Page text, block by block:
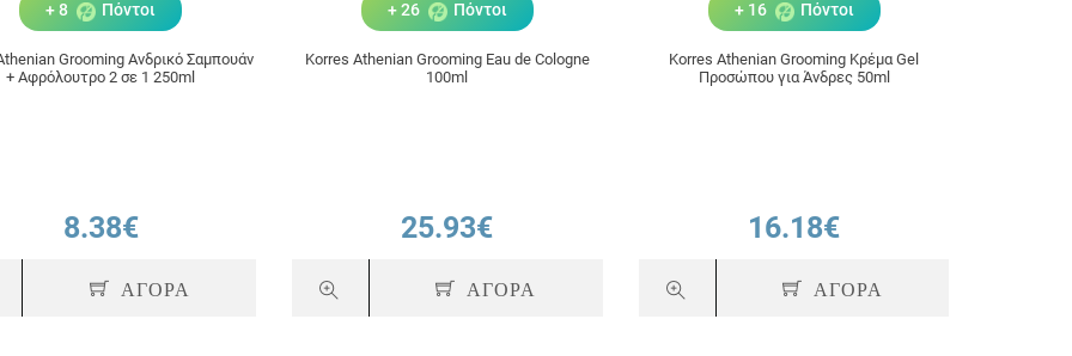
+ 8 Πόντοι
Grooming Ανδρικό Σαμπουάν
+ Αφρόλουτρο 2 σε 1 250ml
8.38€
ΑΓΟΡΑ
+ 26 Πόντοι
Korres Athenian Grooming Eau de Cologne
100ml
25.93€
ΑΓΟΡΑ
+ 16 Πόντοι
Korres Athenian Grooming Κρέμα Gel
Προσώπου για Άνδρες 50ml
16.18€
ΑΓΟΡΑ